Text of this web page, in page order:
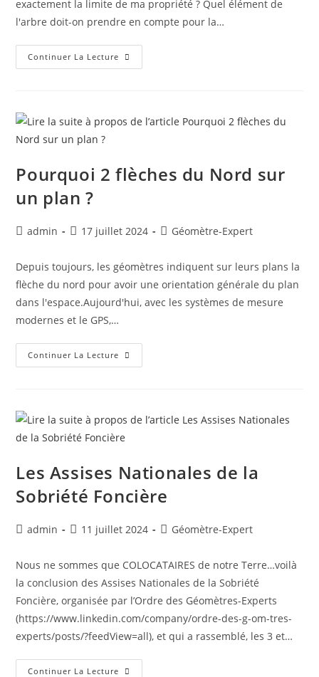
exactement la limite de ma propriété ? Quel élément de
l'arbre doit-on prendre en compte pour la…
Continuer La Lecture
Pourquoi 2 flèches du Nord sur
un plan ?
admin 17 juillet 2024 Géomètre-Expert
Depuis toujours, les géomètres indiquent sur leurs plans la
flèche du nord pour avoir une orientation générale du plan
dans l'espace.Aujourd'hui, avec les systèmes de mesure
modernes et le GPS,…
Continuer La Lecture
Les Assises Nationales de la
Sobriété Foncière
admin 11 juillet 2024 Géomètre-Expert
Nous ne sommes que COLOCATAIRES de notre Terre…voilà
la conclusion des Assises Nationales de la Sobriété
Foncière, organisée par l’Ordre des Géomètres-Experts
(https://www.linkedin.com/company/ordre-des-g-om-tres-
experts/posts/?feedView=all), et qui a rassemblé, les 3 et…
Continuer La Lecture